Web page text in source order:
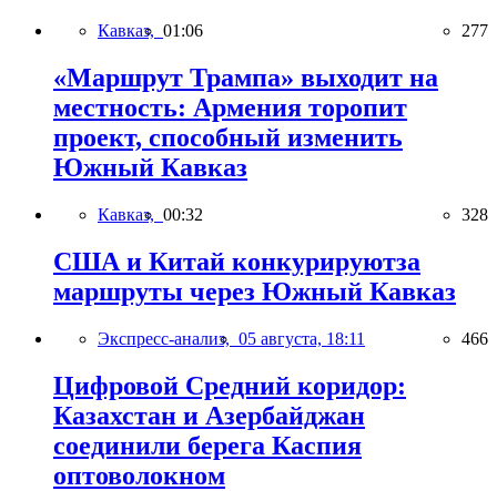
Кавказ, 01:06 277
«Маршрут Трампа» выходит на
местность: Армения торопит
проект, способный изменить
Южный Кавказ
Кавказ, 00:32 328
США и Китай конкурируютза
маршруты через Южный Кавказ
Экспресс-анализ, 05 августа, 18:11 466
Цифровой Средний коридор:
Казахстан и Азербайджан
соединили берега Каспия
оптоволокном